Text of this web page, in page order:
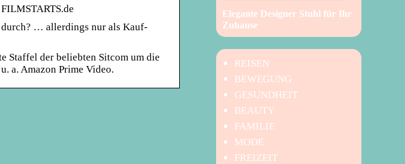
… allerdings nur als Kauf-
Staffel der beliebten Sitcom um die
a. Amazon Prime Video.
Elegante Designer Stuhl für Ihr
Zuhause
REISEN
BEWEGUNG
GESUNDHEIT
BEAUTY
FAMILIE
MODE
FREIZEIT